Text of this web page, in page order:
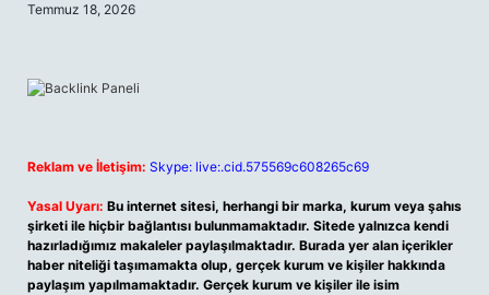
Temmuz 18, 2026
Reklam ve İletişim: Skype: live:.cid.575569c608265c69
Yasal Uyarı: Bu internet sitesi, herhangi bir marka, kurum veya şahıs
şirketi ile hiçbir bağlantısı bulunmamaktadır. Sitede yalnızca kendi
hazırladığımız makaleler paylaşılmaktadır. Burada yer alan içerikler
haber niteliği taşımamakta olup, gerçek kurum ve kişiler hakkında
paylaşım yapılmamaktadır. Gerçek kurum ve kişiler ile isim